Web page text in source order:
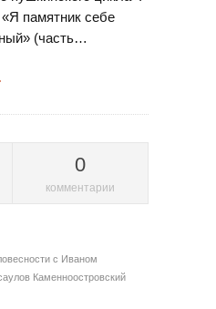
памятник себе
(часть…
0
комментарии
с Иваном
Каменноостровский